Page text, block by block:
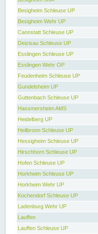
Besigheim Schleuse UP
Besigheim Wehr UP
Cannstatt Schleuse UP
Deizisau Schleuse UP
Esslingen Schleuse UP
Esslingen Wehr OP
Feudenheim Schleuse UP
Gundelsheim UP
Guttenbach Schleuse UP
Hassmersheim AMS
Heidelberg UP
Heilbronn Schleuse UP
Hessigheim Schleuse UP
Hirschhorn Schleuse UP
Hofen Schleuse UP
Horkheim Schleuse UP
Horkheim Wehr UP
Kochendorf Schleuse UP
Ladenburg Wehr UP
Lauffen
Lauffen Schleuse UP